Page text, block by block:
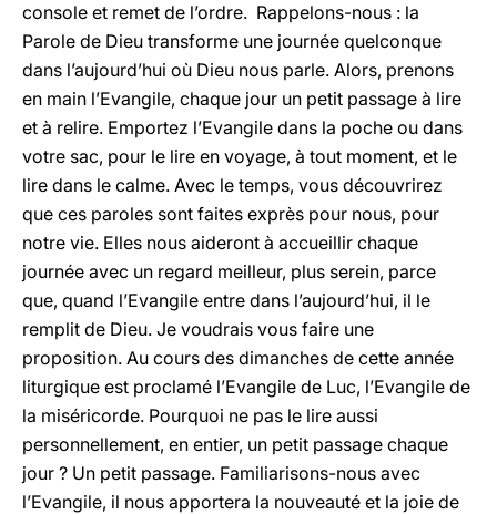
console et remet de l’ordre. Rappelons-nous : la
Parole de Dieu transforme une journée quelconque
dans l’aujourd’hui où Dieu nous parle. Alors, prenons
en main l’Evangile, chaque jour un petit passage à lire
et à relire. Emportez l’Evangile dans la poche ou dans
votre sac, pour le lire en voyage, à tout moment, et le
lire dans le calme. Avec le temps, vous découvrirez
que ces paroles sont faites exprès pour nous, pour
notre vie. Elles nous aideront à accueillir chaque
journée avec un regard meilleur, plus serein, parce
que, quand l’Evangile entre dans l’aujourd’hui, il le
remplit de Dieu. Je voudrais vous faire une
proposition. Au cours des dimanches de cette année
liturgique est proclamé l’Evangile de Luc, l’Evangile de
la miséricorde. Pourquoi ne pas le lire aussi
personnellement, en entier, un petit passage chaque
jour ? Un petit passage. Familiarisons-nous avec
l’Evangile, il nous apportera la nouveauté et la joie de